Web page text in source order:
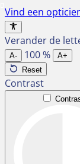
Ga
naar
de
inhoud
Vind een
Verander de
A- 100%
A+
Reset
Contrast